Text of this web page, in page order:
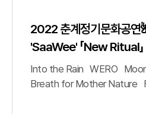
2022 춘계정기문화공연
'SaaWee' 「New Ritual」
Into the Rain WERO Moondoong: 문둥 New